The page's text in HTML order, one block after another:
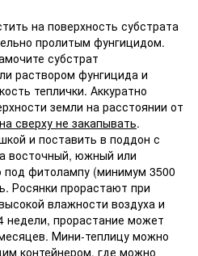
на поверхность субстрата
пролитым фунгицидом.
субстрат
раствором фунгицида и
теплички. Аккуратно
земли на расстоянии от
сверху не закапывать.
и поставить в поддон с
восточный, южный или
под фитолампу (минимум 3500
Росянки прорастают при
влажности воздуха и
недели, прорастание может
Мини-теплицу можно
контейнером, где можно